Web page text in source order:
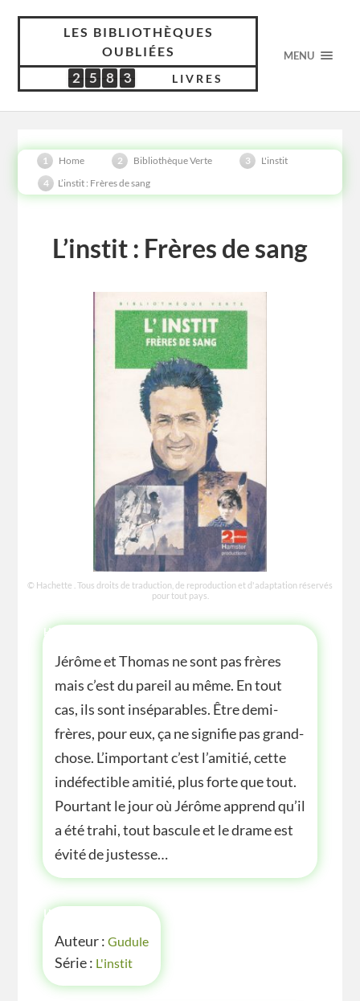
LES BIBLIOTHÈQUES
OUBLIÉES
2
5
2 5
1
5 8
9
8 3
9
3 LIVRES
MENU
Home Bibliothèque Verte
L'instit
L’instit : Frères de sang
L’instit : Frères de sang
© Hachette . Tous droits de traduction, de reproduction et d'adaptation réservés
pour tout pays.
HISTOIRE
Jérôme et Thomas ne sont pas frères
mais c’est du pareil au même. En tout
cas, ils sont inséparables. Être demi-
frères, pour eux, ça ne signifie pas grand-
chose. L’important c’est l’amitié, cette
indéfectible amitié, plus forte que tout.
Pourtant le jour où Jérôme apprend qu’il
a été trahi, tout bascule et le drame est
évité de justesse…
INFOS
Auteur : Gudule
Série : L'instit